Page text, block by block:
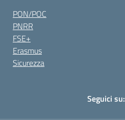
PON/POC
PNRR
FSE+
Erasmus
Sicurezza
Seguici su: